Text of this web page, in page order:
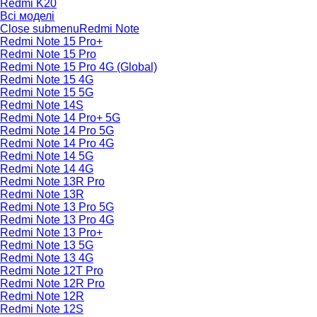
Redmi K20
Всі моделі
Close submenuRedmi Note
Redmi Note 15 Pro+
Redmi Note 15 Pro
Redmi Note 15 Pro 4G (Global)
Redmi Note 15 4G
Redmi Note 15 5G
Redmi Note 14S
Redmi Note 14 Pro+ 5G
Redmi Note 14 Pro 5G
Redmi Note 14 Pro 4G
Redmi Note 14 5G
Redmi Note 14 4G
Redmi Note 13R Pro
Redmi Note 13R
Redmi Note 13 Pro 5G
Redmi Note 13 Pro 4G
Redmi Note 13 Pro+
Redmi Note 13 5G
Redmi Note 13 4G
Redmi Note 12T Pro
Redmi Note 12R Pro
Redmi Note 12R
Redmi Note 12S